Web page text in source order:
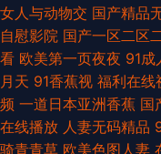
女性交 91豆花解析 91影音
在线观看 91社区免费 99福
接 97久久麻豆精品在线 久
女人与动物交 国产精品
自慰影院 国产一区二区
看 欧美第一页夜夜 91成
月天 91香蕉视 福利在线
频 一道日本亚洲香蕉 国
在线播放 人妻无码精品
骑青青草 欧美色图人妻